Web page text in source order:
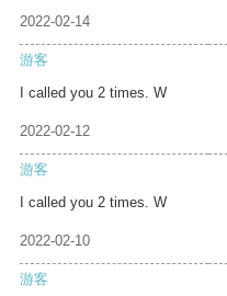
2022-02-14
游客
I called you 2 times. W
2022-02-12
游客
I called you 2 times. W
2022-02-10
游客